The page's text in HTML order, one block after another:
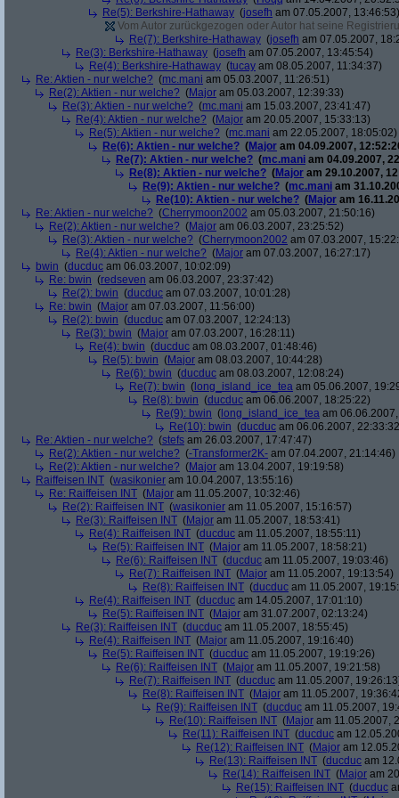
Re(5): Berkshire-Hathaway (josefh am 07.05.2007, 13:46:53)
Vom Autor zurückgezogen oder Autor hat seine
Re(7): Berkshire-Hathaway (josefh am 07.05.2007,
Re(3): Berkshire-Hathaway (josefh am 07.05.2007, 13:45:54)
Re(4): Berkshire-Hathaway (tucay am 08.05.2007, 11:34:37)
Re: Aktien - nur welche? (mc.mani am 05.03.2007, 11:26:51)
Re(2): Aktien - nur welche? (Major am 05.03.2007, 12:39:33)
Re(3): Aktien - nur welche? (mc.mani am 15.03.2007, 23:41:47)
Re(4): Aktien - nur welche? (Major am 20.05.2007, 15:33:13)
Re(5): Aktien - nur welche? (mc.mani am 22.05.2007, 18:05:02)
Re(6): Aktien - nur welche? (Major am 04.09.2007,
Re(7): Aktien - nur welche? (mc.mani am 04.09.2007,
Re(8): Aktien - nur welche? (Major am 29.10.2007,
Re(9): Aktien - nur welche? (mc.mani am
Re(10): Aktien - nur welche? (Major am
Re: Aktien - nur welche? (Cherrymoon2002 am 05.03.2007, 21:50:16)
Re(2): Aktien - nur welche? (Major am 06.03.2007, 23:25:52)
Re(3): Aktien - nur welche? (Cherrymoon2002 am 07.03.2007,
Re(4): Aktien - nur welche? (Major am 07.03.2007, 16:27:17)
bwin (ducduc am 06.03.2007, 10:02:09)
Re: bwin (redseven am 06.03.2007, 23:37:42)
Re(2): bwin (ducduc am 07.03.2007, 10:01:28)
Re: bwin (Major am 07.03.2007, 11:56:00)
Re(2): bwin (ducduc am 07.03.2007, 12:24:13)
Re(3): bwin (Major am 07.03.2007, 16:28:11)
Re(4): bwin (ducduc am 08.03.2007, 01:48:46)
Re(5): bwin (Major am 08.03.2007, 10:44:28)
Re(6): bwin (ducduc am 08.03.2007, 12:08:24)
Re(7): bwin ( long_island_ice_tea am 05.06.2007,
Re(8): bwin (ducduc am 06.06.2007, 18:25:22)
Re(9): bwin ( long_island_ice_tea am
Re(10): bwin (ducduc am 06.06.2007,
Re: Aktien - nur welche? (stefs am 26.03.2007, 17:47:47)
Re(2): Aktien - nur welche? (-Transformer2K- am 07.04.2007, 21:14:46)
Re(2): Aktien - nur welche? (Major am 13.04.2007, 19:19:58)
Raiffeisen INT (wasikonier am 10.04.2007, 13:55:16)
Re: Raiffeisen INT (Major am 11.05.2007, 10:32:46)
Re(2): Raiffeisen INT (wasikonier am 11.05.2007, 15:16:57)
Re(3): Raiffeisen INT (Major am 11.05.2007, 18:53:41)
Re(4): Raiffeisen INT (ducduc am 11.05.2007, 18:55:11)
Re(5): Raiffeisen INT (Major am 11.05.2007, 18:58:21)
Re(6): Raiffeisen INT (ducduc am 11.05.2007, 19:03:46)
Re(7): Raiffeisen INT (Major am 11.05.2007, 19:13:54)
Re(8): Raiffeisen INT (ducduc am 11.05.2007,
Re(4): Raiffeisen INT (ducduc am 14.05.2007, 17:01:10)
Re(5): Raiffeisen INT (Major am 31.07.2007, 02:13:24)
Re(3): Raiffeisen INT (ducduc am 11.05.2007, 18:55:45)
Re(4): Raiffeisen INT (Major am 11.05.2007, 19:16:40)
Re(5): Raiffeisen INT (ducduc am 11.05.2007, 19:19:26)
Re(6): Raiffeisen INT (Major am 11.05.2007, 19:21:58)
Re(7): Raiffeisen INT (ducduc am 11.05.2007,
Re(8): Raiffeisen INT (Major am 11.05.2007,
Re(9): Raiffeisen INT (ducduc am 11.05.2007,
Re(10): Raiffeisen INT (Major am 11.05.2007,
Re(11): Raiffeisen INT (ducduc am
Re(12): Raiffeisen INT (Major am
Re(13): Raiffeisen INT (ducduc am
Re(14): Raiffeisen INT (Major am
Re(15): Raiffeisen INT (ducduc